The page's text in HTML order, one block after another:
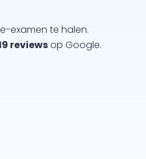
examen te halen.
reviewsop Google.